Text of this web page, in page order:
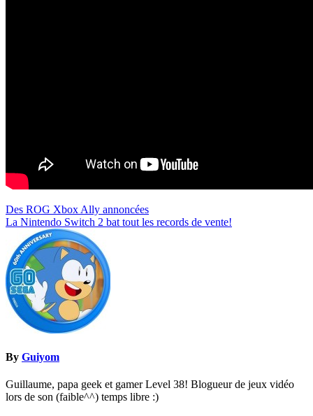
Navigation
de
l’article
Des ROG Xbox Ally annoncées
La Nintendo Switch 2 bat tout les records de vente!
By Guiyom
Guillaume, papa geek et gamer Level 38! Blogueur de jeux vidéo
lors de son (faible^^) temps libre :)